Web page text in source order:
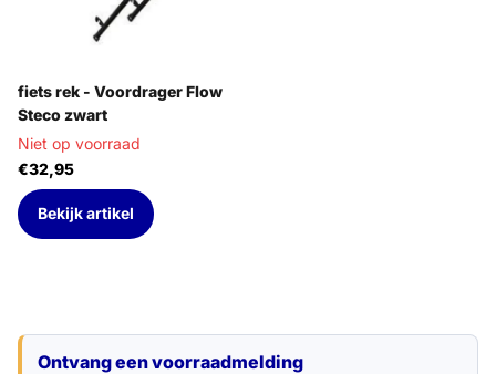
fiets rek - Voordrager Flow
Steco zwart
Niet op voorraad
€32,95
Bekijk artikel
Ontvang een voorraadmelding